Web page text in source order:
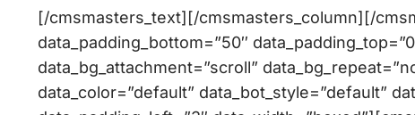
[/cmsmasters_text][/cmsmasters_column][/
data_padding_bottom=”50″
data_bg_attachment=”scroll”
data_color=”default” data_bot_style=”default”